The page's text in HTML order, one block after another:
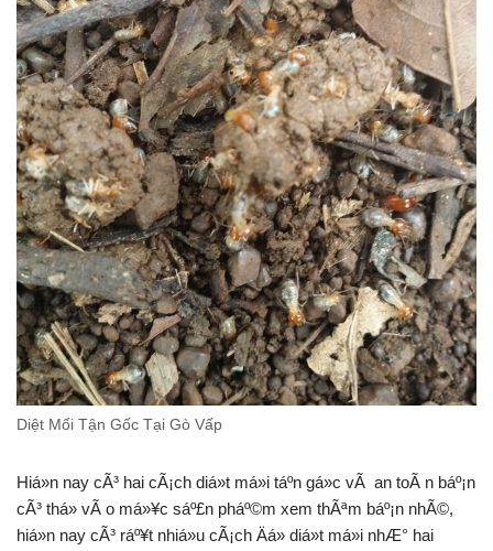
Diệt Mối Tận Gốc Tại Gò Vấp
Hiá»n nay cÃ³ hai cÃ¡ch diá»t má»i táº­n gá»c vÃ an toÃ n báº¡n
cÃ³ thá» vÃ o má»¥c sáº£n pháº©m xem thÃªm báº¡n nhÃ©,
hiá»n nay cÃ³ ráº¥t nhiá»u cÃ¡ch Äá» diá»t má»i nhÆ° hai